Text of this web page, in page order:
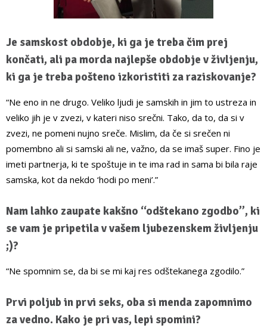
Je samskost obdobje, ki ga je treba čim prej
končati, ali pa morda najlepše obdobje v življenju,
ki ga je treba pošteno izkoristiti za raziskovanje?
“Ne eno in ne drugo. Veliko ljudi je samskih in jim to ustreza in
veliko jih je v zvezi, v kateri niso srečni. Tako, da to, da si v
zvezi, ne pomeni nujno sreče. Mislim, da če si srečen ni
pomembno ali si samski ali ne, važno, da se imaš super. Fino je
imeti partnerja, ki te spoštuje in te ima rad in sama bi bila raje
samska, kot da nekdo ‘hodi po meni’.”
Nam lahko zaupate kakšno “odštekano zgodbo”, ki
se vam je pripetila v vašem ljubezenskem življenju
;)?
“Ne spomnim se, da bi se mi kaj res odštekanega zgodilo.”
Prvi poljub in prvi seks, oba si menda zapomnimo
za vedno. Kako je pri vas, lepi spomini?